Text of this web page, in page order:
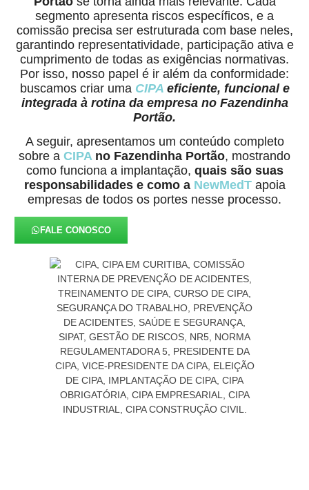
segmento apresenta riscos específicos, e a
comissão precisa ser estruturada com base neles,
garantindo representatividade, participação ativa e
cumprimento de todas as exigências normativas.
Por isso, nosso papel é ir além da conformidade:
buscamos criar uma CIPAeficiente, funcional e
integrada à rotina da empresa no Fazendinha
Portão.
A seguir, apresentamos um conteúdo completo
sobre a CIPA no Fazendinha Portão, mostrando
como funciona a implantação, quais são suas
responsabilidades e como a NewMedT apoia
empresas de todos os portes nesse processo.
FALE CONOSCO